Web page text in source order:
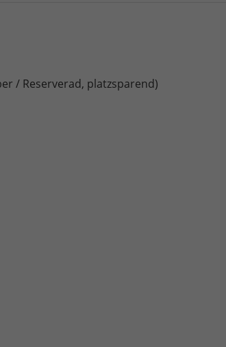
/ Reserverad, platzsparend)